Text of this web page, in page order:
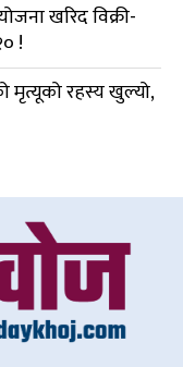
खरिद विक्री-
!
मृत्यूको रहस्य खुल्यो,